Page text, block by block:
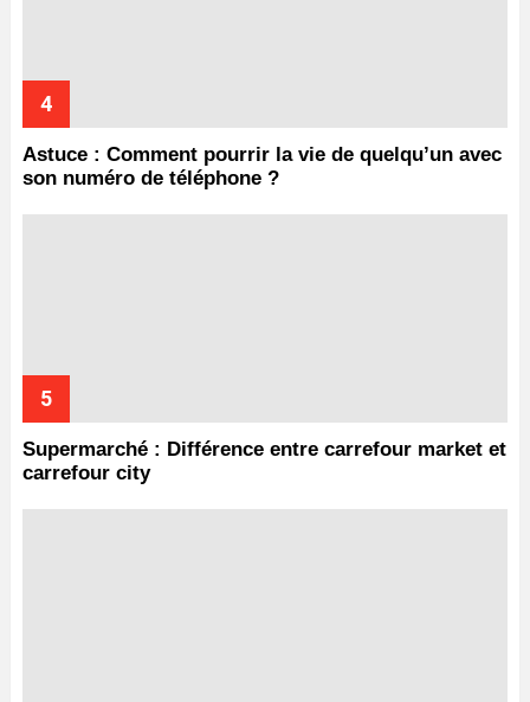
Astuce : Comment pourrir la vie de quelqu’un avec
son numéro de téléphone ?
Supermarché : Différence entre carrefour market et
carrefour city